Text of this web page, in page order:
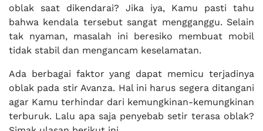
oblak saat dikendarai? Jika iya, Kamu pasti tahu
bahwa kendala tersebut sangat mengganggu. Selain
tak nyaman, masalah ini beresiko membuat mobil
tidak stabil dan mengancam keselamatan.
Ada berbagai faktor yang dapat memicu terjadinya
oblak pada stir Avanza. Hal ini harus segera ditangani
agar Kamu terhindar dari kemungkinan-kemungkinan
terburuk. Lalu apa saja penyebab setir terasa oblak?